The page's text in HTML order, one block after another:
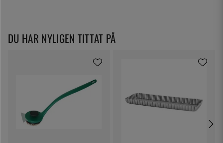
DU HAR NYLIGEN TITTAT PÅ